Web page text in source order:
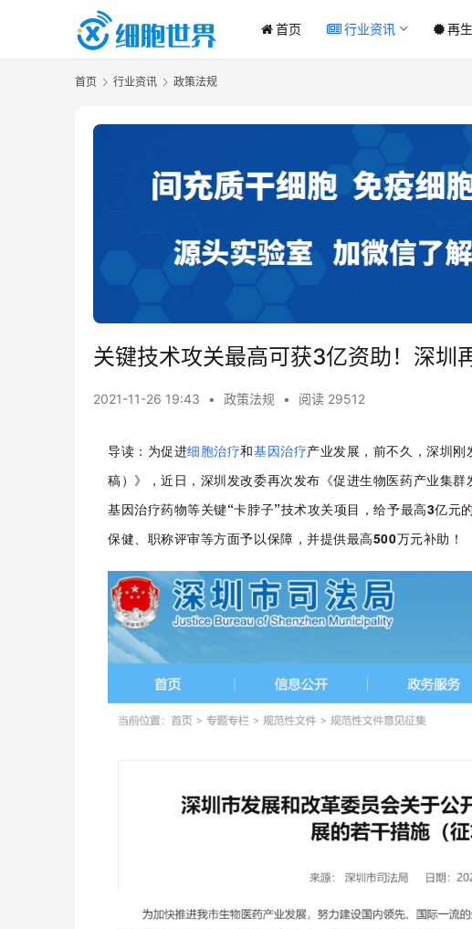
首页 行业资讯 再
首页 行业资讯 政策法规
关键技术攻关最高可获3亿资助！深圳
2021-11-26 19:43 • 政策法规 • 阅读 29512
导读：为促进细胞治疗和基因治疗产业发展， 前不久，深圳刚
稿）》，近日，深圳发改委再次发布《促进生物医药产业集群
基因治疗药物等关键“卡脖子”技术攻关项目，给予最高3亿元的
保健、职称评审等方面予以保障，并提供最高500万元补助！